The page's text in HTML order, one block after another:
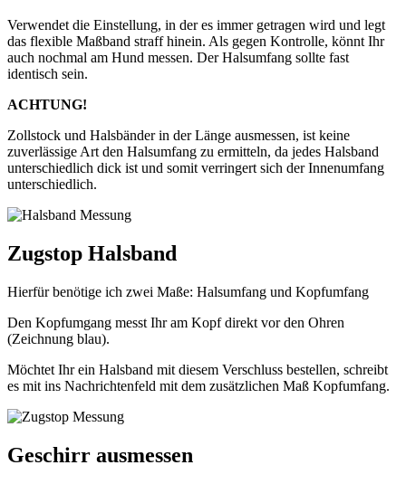
Verwendet die Einstellung, in der es immer getragen wird und legt
das flexible Maßband straff hinein. Als gegen Kontrolle, könnt Ihr
auch nochmal am Hund messen. Der Halsumfang sollte fast
identisch sein.
ACHTUNG!
Zollstock und Halsbänder in der Länge ausmessen, ist keine
zuverlässige Art den Halsumfang zu ermitteln, da jedes Halsband
unterschiedlich dick ist und somit verringert sich der Innenumfang
unterschiedlich.
Zugstop Halsband
Hierfür benötige ich zwei Maße: Halsumfang und Kopfumfang
Den Kopfumgang messt Ihr am Kopf direkt vor den Ohren
(Zeichnung blau).
Möchtet Ihr ein Halsband mit diesem Verschluss bestellen, schreibt
es mit ins Nachrichtenfeld mit dem zusätzlichen Maß Kopfumfang.
Geschirr ausmessen